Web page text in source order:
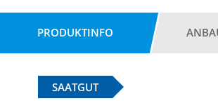
PRODUKTINFO
SAATGUT